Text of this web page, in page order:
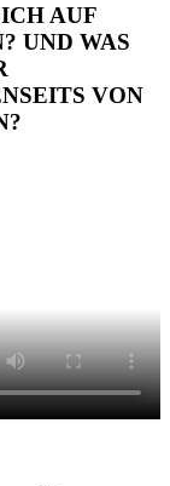
AUF
UND WAS
VON